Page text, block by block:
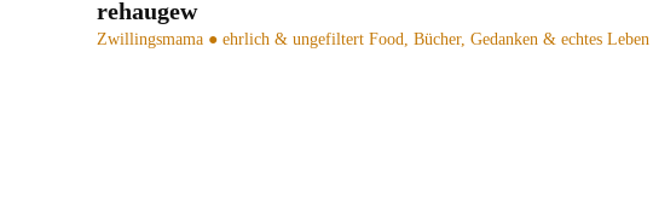
rehaugew
Zwillingsmama ● ehrlich & ungefiltert Food, Bücher, Gedanken & echtes Leben